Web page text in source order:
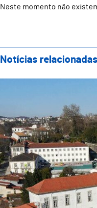
Neste momento não
Notícias relacionadas